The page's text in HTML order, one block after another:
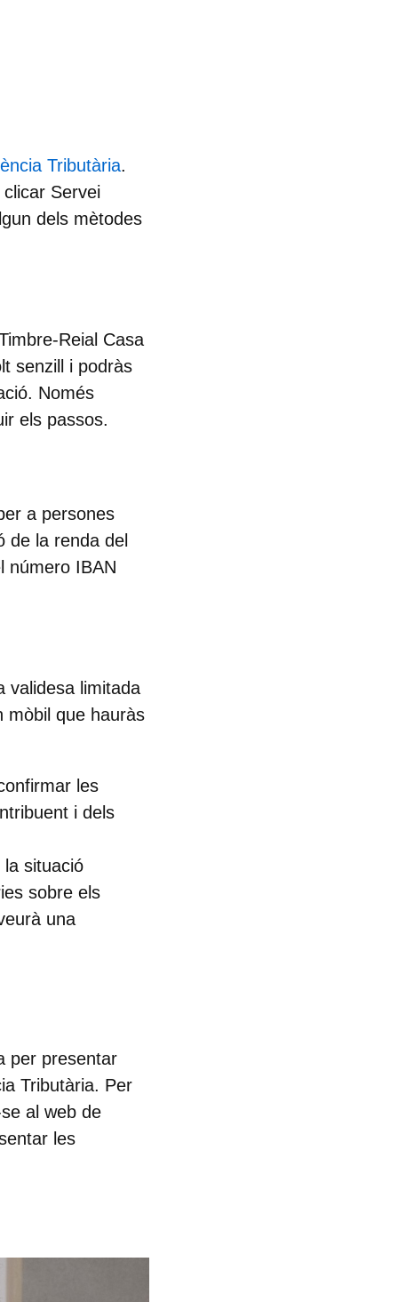
Tributària.
clicar Servei
dels mètodes
Reial Casa
senzill i podràs
Només
els passos.
a persones
de la renda del
número IBAN
validesa limitada
mòbil que hauràs
les
i dels
situació
sobre els
una
per presentar
Tributària. Per
al web de
les